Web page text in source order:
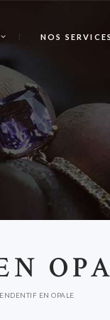
NOS SERVICES
EN OPALE